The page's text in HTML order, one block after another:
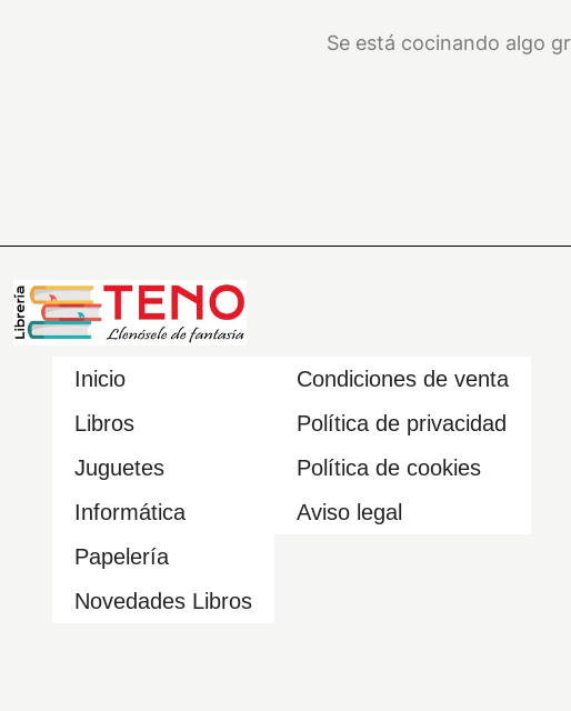
Se está cocinando algo
Inicio
Libros
Juguetes
Informática
Papelería
Novedades Libros
Condiciones de venta
Política de privacidad
Política de cookies
Aviso legal